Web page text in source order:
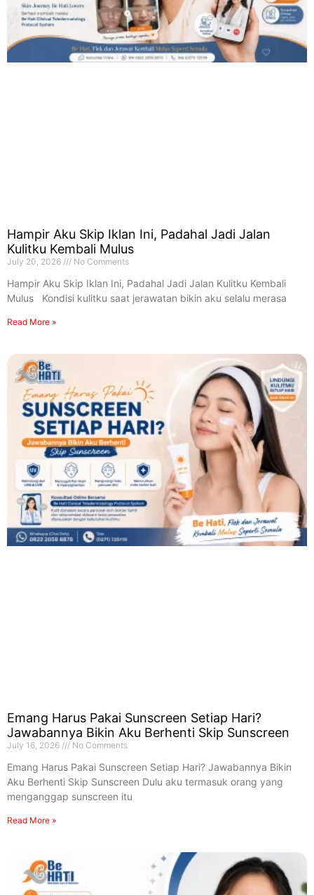
Hampir Aku Skip Iklan Ini, Padahal Jadi Jalan
Kulitku Kembali Mulus
July 20, 2026 No Comments
Hampir Aku Skip Iklan Ini, Padahal Jadi Jalan Kulitku Kembali
Mulus Kondisi kulitku saat jerawatan bikin aku selalu merasa
Read More »
Emang Harus Pakai Sunscreen Setiap Hari?
Jawabannya Bikin Aku Berhenti Skip Sunscreen
July 16, 2026 No Comments
Emang Harus Pakai Sunscreen Setiap Hari? Jawabannya Bikin
Aku Berhenti Skip Sunscreen Dulu aku termasuk orang yang
menganggap sunscreen itu
Read More »